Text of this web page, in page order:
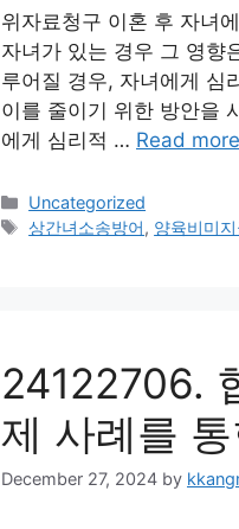
위자료청구 이혼 후 자녀
자녀가 있는 경우 그 영향
루어질 경우, 자녀에게 심
이를 줄이기 위한 방안을
에게 심리적 … Read more
Categories
Uncategorized
Tags
상간녀소송방어, 양육비미
24122706.
제 사례를
December 27, 2024 by